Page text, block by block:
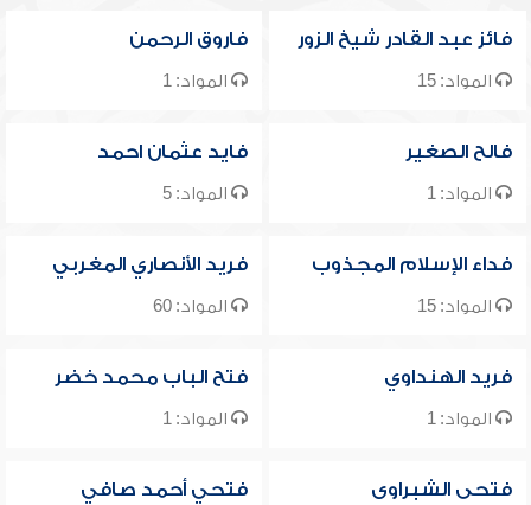
فائز عبد القادر شيخ الزور
المواد: 15
فاروق الرحمن
المواد: 1
فالح الصغير
المواد: 1
فايد عثمان احمد
المواد: 5
فداء الإسلام المجذوب
المواد: 15
فريد الأنصاري المغربي
المواد: 60
فريد الهنداوي
المواد: 1
فتح الباب محمد خضر
المواد: 1
فتحى الشبراوى فتحي أحمد صافي